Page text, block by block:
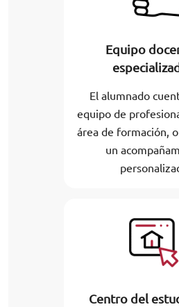
Equipo
El alumnado
equipo de
área de formación,
un
Centro del